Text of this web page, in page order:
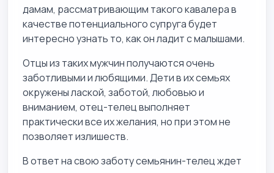
дамам, рассматривающим такого кавалера в
качестве потенциального супруга будет
интересно узнать то, как он ладит с малышами.
Отцы из таких мужчин получаются очень
заботливыми и любящими. Дети в их семьях
окружены лаской, заботой, любовью и
вниманием, отец-телец выполняет
практически все их желания, но при этом не
позволяет излишеств.
В ответ на свою заботу семьянин-телец ждет